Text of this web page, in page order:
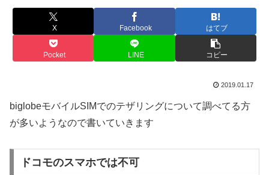
X Facebook はてブ
Pocket LINE コピー
2019.01.17
biglobeモバイルSIMでのテザリングについて調べてる方
が多いようなので書いていきます
ドコモのスマホでは不可